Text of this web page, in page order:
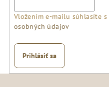
Vložením e-mailu súhlasíte s
osobných údajov
Prihlásiť sa